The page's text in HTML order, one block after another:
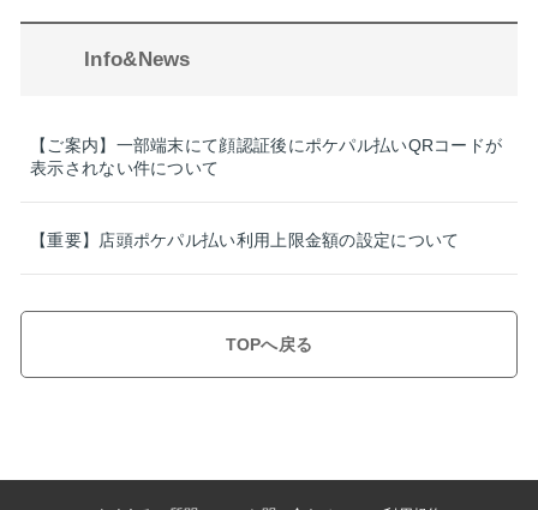
Info&News
【ご案内】一部端末にて顔認証後にポケパル払いQRコードが
表示されない件について
【重要】店頭ポケパル払い利用上限金額の設定について
TOPへ戻る